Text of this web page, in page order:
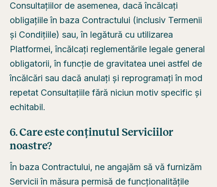
Consultațiilor de asemenea, dacă încălcați
obligațiile în baza Contractului (inclusiv Termenii
și Condițiile) sau, în legătură cu utilizarea
Platformei, încălcați reglementările legale general
obligatorii, în funcție de gravitatea unei astfel de
încălcări sau dacă anulați și reprogramați în mod
repetat Consultațiile fără niciun motiv specific și
echitabil.
6. Care este conținutul Serviciilor
noastre?
În baza Contractului, ne angajăm să vă furnizăm
Servicii în măsura permisă de funcționalitățile